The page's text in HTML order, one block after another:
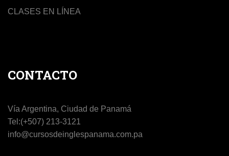
CLASES EN LÍNEA
CONTACTO
Vía Argentina, Ciudad de Panamá
Tel:(+507) 213-3121
info@cursosdeinglespanama.com.pa